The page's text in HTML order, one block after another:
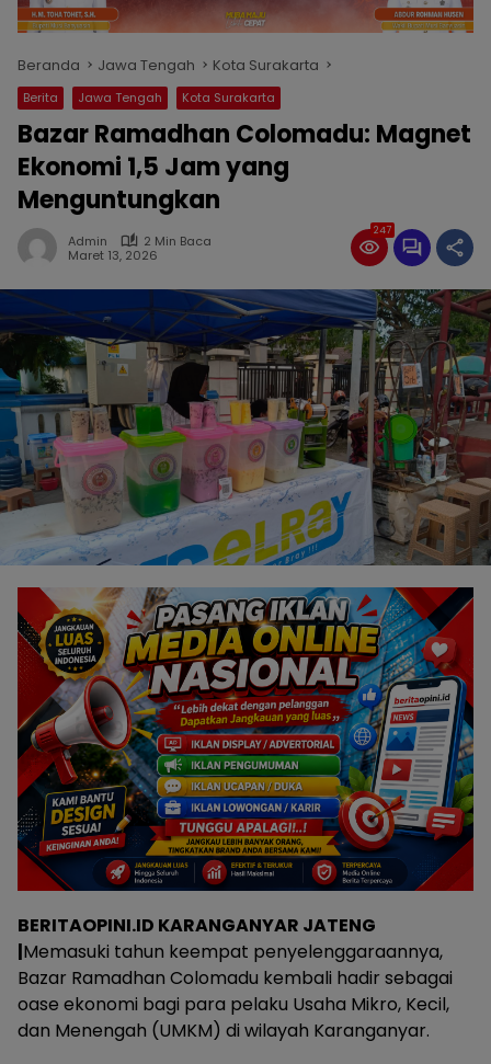
Beranda Jawa Tengah Kota Surakarta
Berita Jawa Tengah Kota Surakarta
Bazar Ramadhan Colomadu: Magnet
Ekonomi 1,5 Jam yang
Menguntungkan
Admin
2 Min Baca
Maret 13, 2026
247
BERITAOPINI.ID KARANGANYAR JATENG
|Memasuki tahun keempat penyelenggaraannya,
Bazar Ramadhan Colomadu kembali hadir sebagai
oase ekonomi bagi para pelaku Usaha Mikro, Kecil,
dan Menengah (UMKM) di wilayah Karanganyar.